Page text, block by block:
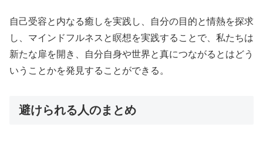
自己受容と内なる癒しを実践し、自分の目的と情熱を探求
し、マインドフルネスと瞑想を実践することで、私たちは
新たな扉を開き、自分自身や世界と真につながるとはどう
いうことかを発見することができる。
避けられる人のまとめ